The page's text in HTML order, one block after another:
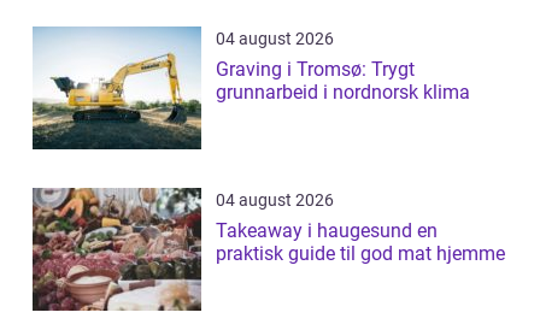
04 august 2026
Graving i Tromsø: Trygt
grunnarbeid i nordnorsk klima
04 august 2026
Takeaway i haugesund en
praktisk guide til god mat hjemme